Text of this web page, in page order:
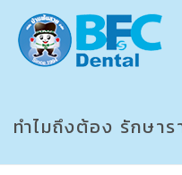
ทำไมถึงต้อง รักษา